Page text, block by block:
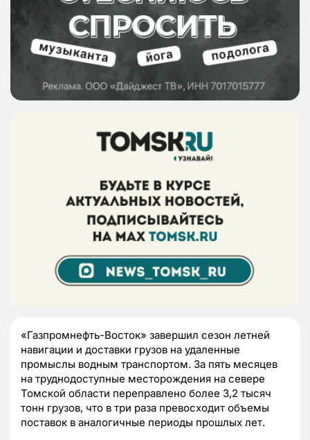
«Газпромнефть-Восток» завершил сезон летней
навигации и доставки грузов на удаленные
промыслы водным транспортом. За пять месяцев
на труднодоступные месторождения на севере
Томской области переправлено более 3,2 тысяч
тонн грузов, что в три раза превосходит объемы
поставок в аналогичные периоды прошлых лет.